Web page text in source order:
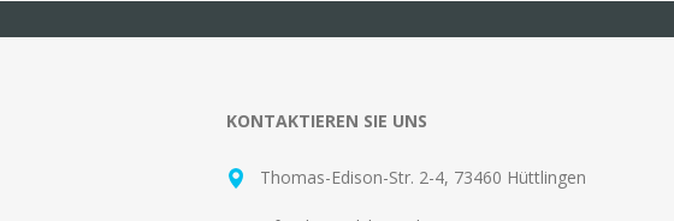
KONTAKTIEREN SIE UNS
Thomas-Edison-Str. 2-4, 73460 Hüttlingen